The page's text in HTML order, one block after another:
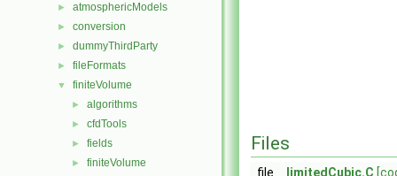
► atmosphericModels
► conversion
► dummyThirdParty
► fileFormats
▼ finiteVolume
► algorithms
► cfdTools
► fields
► finiteVolume
Files
file limitedCubic.C